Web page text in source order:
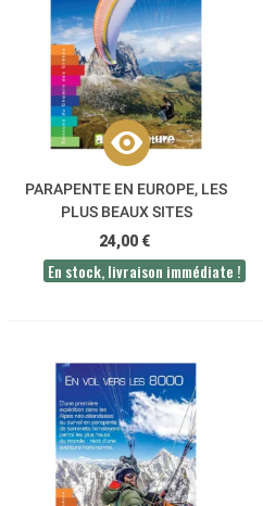
PARAPENTE EN EUROPE, LES
PLUS BEAUX SITES
24,00 €
En stock, livraison immédiate !